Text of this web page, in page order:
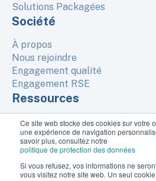
Ce site web stocke des cookies sur votre
une expérience de navigation
savoir plus, consultez notre
politique de protection des données
Si vous refusez, vos informations ne
vous visitez notre site web. Un seul
Solutions Packagées
Société
À propos
Nous rejoindre
Engagement qualité
Engagement RSE
Ressources
© Copyright 2026, Interdata
3 Avenue du Canada, Bat B, 91940 Les
Protection des données